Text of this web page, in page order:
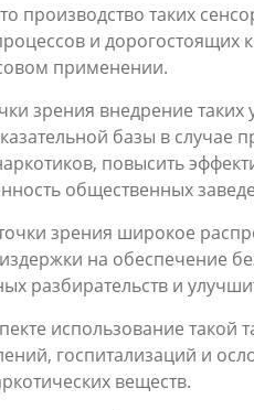
производство таких
и дорогостоящих
применении.
зрения внедрение таких
базы в случае
повысить
общественных
зрения широкое
на обеспечение
разбирательств и
использование такой
госпитализаций и
веществ.